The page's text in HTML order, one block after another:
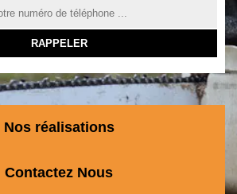
Nos réalisations
Contactez Nous